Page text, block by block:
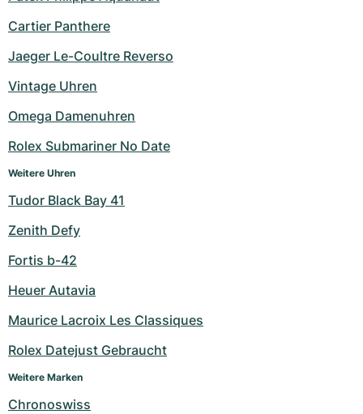
Cartier Panthere
Jaeger Le-Coultre Reverso
Vintage Uhren
Omega Damenuhren
Rolex Submariner No Date
Weitere Uhren
Tudor Black Bay 41
Zenith Defy
Fortis b-42
Heuer Autavia
Maurice Lacroix Les Classiques
Rolex Datejust Gebraucht
Weitere Marken
Chronoswiss